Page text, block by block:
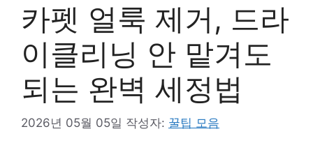
카펫 얼룩 제거, 드라
이클리닝 안 맡겨도
되는 완벽 세정법
2026년 05월 05일 작성자: 꿀팁 모음